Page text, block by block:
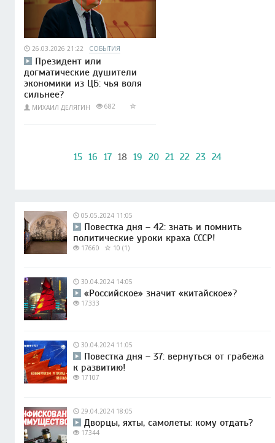
26.03.2026 21:22 СОБЫТИЯ
Президент или
догматические душители
экономики из ЦБ: чья воля
сильнее?
МИХАИЛ ДЕЛЯГИН 682
15 16 17 18 19 20 21 22 23 24
05.05.2024 11:05
Повестка дня – 42: знать и помнить
политические уроки краха СССР!
17660 10 (1)
30.04.2024 14:05
«Российское» значит «китайское»?
17333
30.04.2024 11:05
Повестка дня – 37: вернуться от грабежа
к развитию!
17107
29.04.2024 18:05
Дворцы, яхты, самолеты: кому отдать?
17344